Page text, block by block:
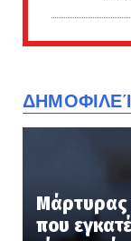
Δεν
Μάρτυρας
που